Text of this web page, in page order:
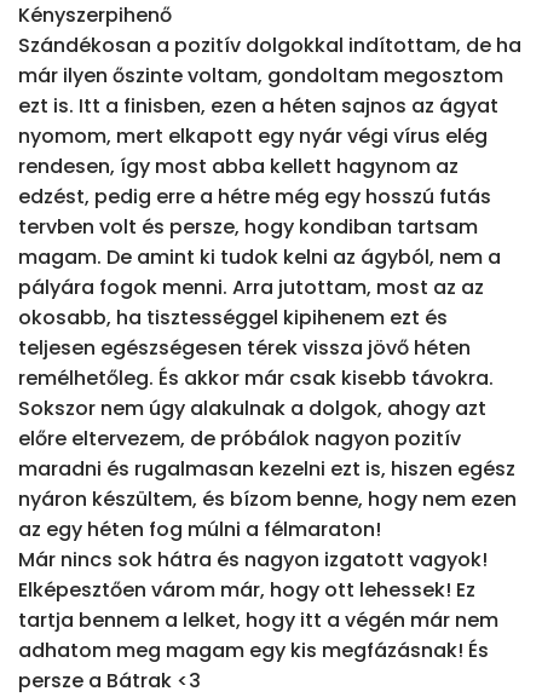
Kényszerpihenő
Szándékosan a pozitív dolgokkal indítottam, de ha
már ilyen őszinte voltam, gondoltam megosztom
ezt is. Itt a finisben, ezen a héten sajnos az ágyat
nyomom, mert elkapott egy nyár végi vírus elég
rendesen, így most abba kellett hagynom az
edzést, pedig erre a hétre még egy hosszú futás
tervben volt és persze, hogy kondiban tartsam
magam. De amint ki tudok kelni az ágyból, nem a
pályára fogok menni. Arra jutottam, most az az
okosabb, ha tisztességgel kipihenem ezt és
teljesen egészségesen térek vissza jövő héten
remélhetőleg. És akkor már csak kisebb távokra.
Sokszor nem úgy alakulnak a dolgok, ahogy azt
előre eltervezem, de próbálok nagyon pozitív
maradni és rugalmasan kezelni ezt is, hiszen egész
nyáron készültem, és bízom benne, hogy nem ezen
az egy héten fog múlni a félmaraton!
Már nincs sok hátra és nagyon izgatott vagyok!
Elképesztően várom már, hogy ott lehessek! Ez
tartja bennem a lelket, hogy itt a végén már nem
adhatom meg magam egy kis megfázásnak! És
persze a Bátrak <3